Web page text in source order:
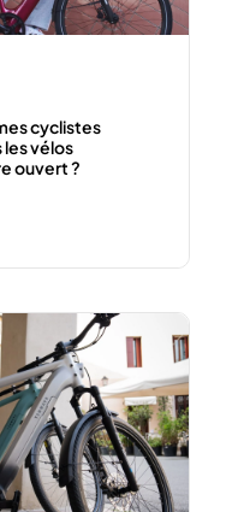
cyclistes
vélos
ouvert ?